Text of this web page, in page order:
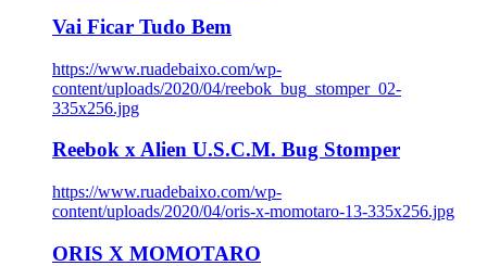
Vai Ficar Tudo Bem
https://www.ruadebaixo.com/wp-
content/uploads/2020/04/reebok_bug_stomper_02-
335x256.jpg
Reebok x Alien U.S.C.M. Bug Stomper
https://www.ruadebaixo.com/wp-
content/uploads/2020/04/oris-x-momotaro-13-335x256.jpg
ORIS X MOMOTARO